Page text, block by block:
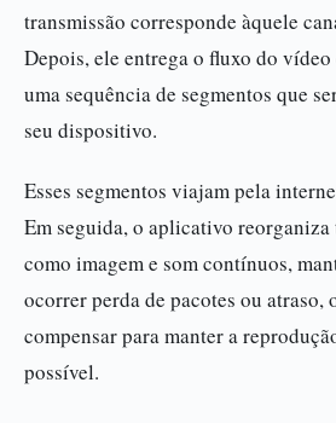
transmissão corresponde àquele
Depois, ele entrega o fluxo do
uma sequência de segmentos que
seu dispositivo.
Esses segmentos viajam pela
Em seguida, o aplicativo
como imagem e som contínuos,
ocorrer perda de pacotes ou atraso,
compensar para manter a
possível.